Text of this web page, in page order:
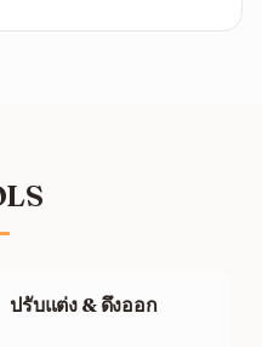
ปรับแต่ง & ดึงออก